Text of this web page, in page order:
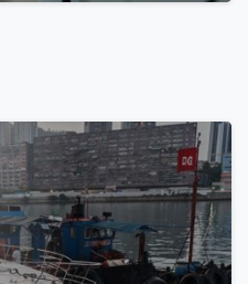
0